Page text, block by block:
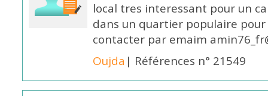
local tres interessant pour un
dans un quartier populaire
contacter par emaim
Oujda | Références n° 21549